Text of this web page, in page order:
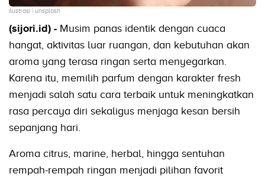
ilustrasi | unsplash
(sijori.id) - Musim panas identik dengan cuaca
hangat, aktivitas luar ruangan, dan kebutuhan akan
aroma yang terasa ringan serta menyegarkan.
Karena itu, memilih parfum dengan karakter fresh
menjadi salah satu cara terbaik untuk meningkatkan
rasa percaya diri sekaligus menjaga kesan bersih
sepanjang hari.
Aroma citrus, marine, herbal, hingga sentuhan
rempah-rempah ringan menjadi pilihan favorit